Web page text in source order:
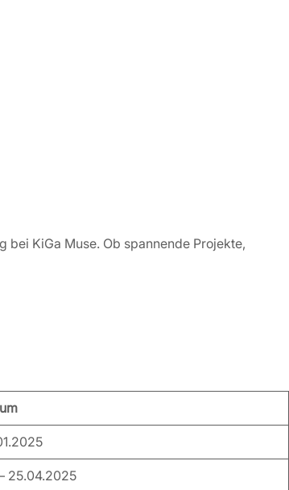
bei KiGa Muse. Ob spannende Projekte,
25.04.2025